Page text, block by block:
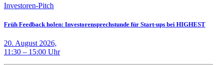
Investoren-Pitch
Früh Feedback holen: Investorensprechstunde für Start-ups bei HIGHEST
20. August 2026,
11:30 – 15:00 Uhr